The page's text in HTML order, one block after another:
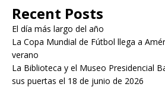
Recent Posts
El día más largo del año
La Copa Mundial de Fútbol llega a
verano
La Biblioteca y el Museo Presidencial
sus puertas el 18 de junio de 2026